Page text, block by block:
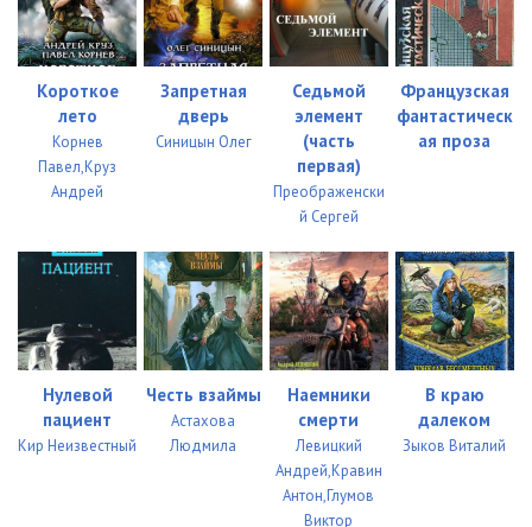
Короткое
лето
Корнев
Павел,Круз
Андрей
Запретная
дверь
Синицын Олег
Седьмой
элемент
(часть
первая)
Преображенски
й Сергей
Французская
фантастическ
ая проза
Нулевой
пациент
Кир Неизвестный
Честь взаймы
Астахова
Людмила
Наемники
смерти
Левицкий
Андрей,Кравин
Антон,Глумов
Виктор
В краю
далеком
Зыков Виталий